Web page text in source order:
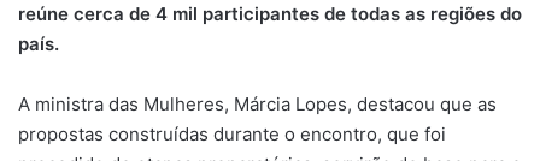
reúne cerca de 4 mil participantes de todas as regiões do
país.
A ministra das Mulheres, Márcia Lopes, destacou que as
propostas construídas durante o encontro, que foi